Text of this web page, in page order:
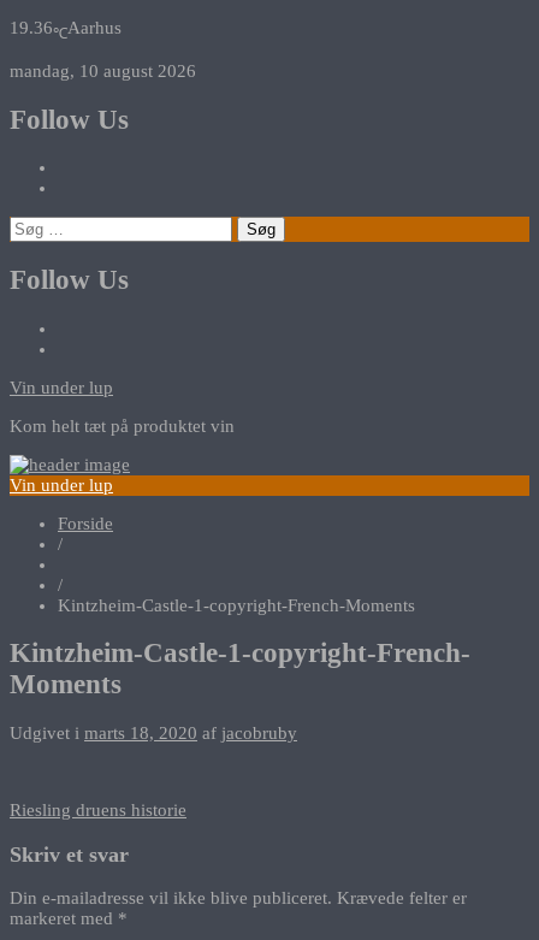
19.36℃Aarhus
mandag, 10 august 2026
Follow Us
Søg
efter:
Follow Us
Vin under lup
Kom helt tæt på produktet vin
Vin under lup
Forside
/
/
Kintzheim-Castle-1-copyright-French-Moments
Kintzheim-Castle-1-copyright-French-
Moments
Udgivet i marts 18, 2020 af jacobruby
Indlægsnavigation
Riesling druens historie
Skriv et svar
Din e-mailadresse vil ikke blive publiceret. Krævede felter er
markeret med *